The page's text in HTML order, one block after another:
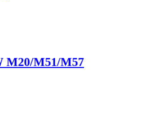
M20/M51/M57